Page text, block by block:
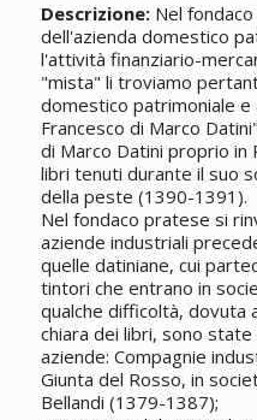
Descrizione:Nel fondaco
dell'azienda domestico
l'attività finanziario-
"mista" li troviamo
domestico patrimoniale e
Francesco di Marco
di Marco Datini proprio in
libri tenuti durante il suo
della peste (1390-1391).
Nel fondaco pratese si
aziende industriali
quelle datiniane, cui
tintori che entrano in
qualche difficoltà, dovuta
chiara dei libri, sono
aziende: Compagnie
Giunta del Rosso, in
Bellandi (1379-1387);